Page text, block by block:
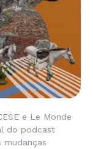
e Le Monde
do podcast
mudanças